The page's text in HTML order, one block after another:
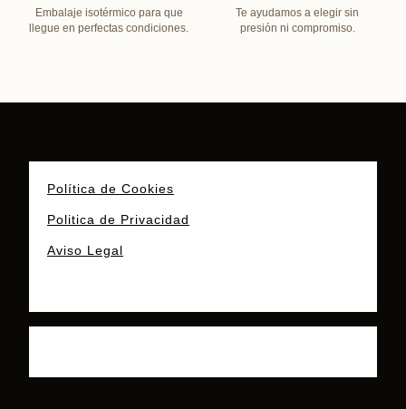
Embalaje isotérmico para que
llegue en perfectas condiciones.
Te ayudamos a elegir sin
presión ni compromiso.
Política de Cookies
Politica de Privacidad
Aviso Legal